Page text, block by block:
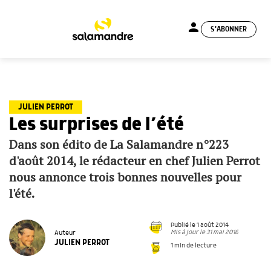
person S'ABONNER
JULIEN PERROT
Les surprises de l’été
Dans son édito de La Salamandre n°223
d'août 2014, le rédacteur en chef Julien Perrot
nous annonce trois bonnes nouvelles pour
l'été.
Auteur
JULIEN PERROT
Publié le 1 août 2014
Mis à jour le 31 mai 2016
1 min de lecture